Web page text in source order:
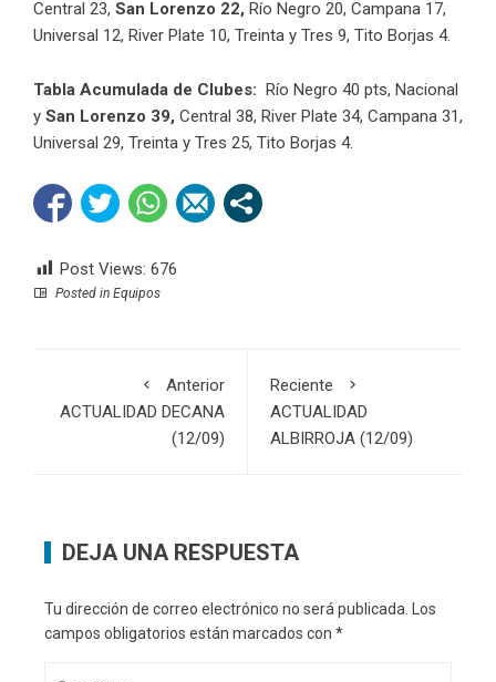
Central 23, San Lorenzo 22, Río Negro 20, Campana 17,
Universal 12, River Plate 10, Treinta y Tres 9, Tito Borjas 4.
Tabla Acumulada de Clubes: Río Negro 40 pts, Nacional
y San Lorenzo 39, Central 38, River Plate 34, Campana 31,
Universal 29, Treinta y Tres 25, Tito Borjas 4.
Post Views: 676
Posted in Equipos
Anterior
ACTUALIDAD DECANA
(12/09)
Reciente
ACTUALIDAD
ALBIRROJA (12/09)
DEJA UNA RESPUESTA
Tu dirección de correo electrónico no será publicada.
Los
campos obligatorios están marcados con *